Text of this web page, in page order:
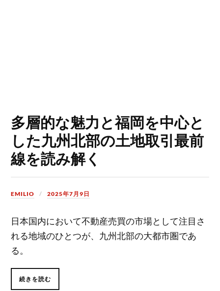
多層的な魅力と福岡を中心と
した九州北部の土地取引最前
線を読み解く
EMILIO 2025年7月9日
日本国内において不動産売買の市場として注目さ
れる地域のひとつが、九州北部の大都市圏であ
る。
続きを読む